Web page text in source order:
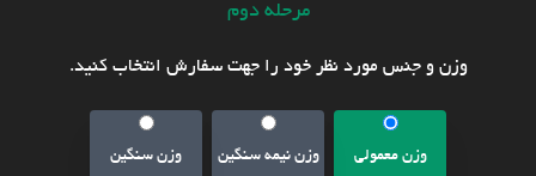
مرحله دوم
وزن و جنس مورد نظر خود را جهت سفارش انتخاب کنید.
وزن معمولی وزن نیمه سنگین وزن سنگین